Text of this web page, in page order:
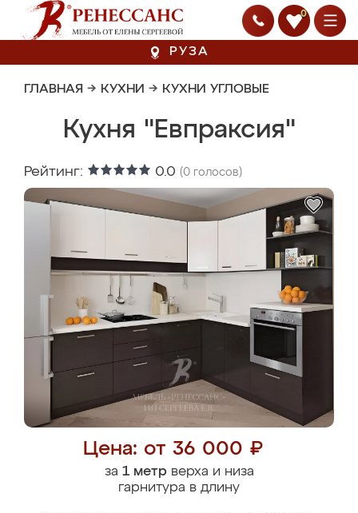
0
РУЗА
ГЛАВНАЯ → КУХНИ → КУХНИ УГЛОВЫЕ
Кухня "Евпраксия"
Рейтинг: 0.0 (0 голосов)
Цена: от 36 000 ₽
за 1 метрверха и низа
гарнитура в длину